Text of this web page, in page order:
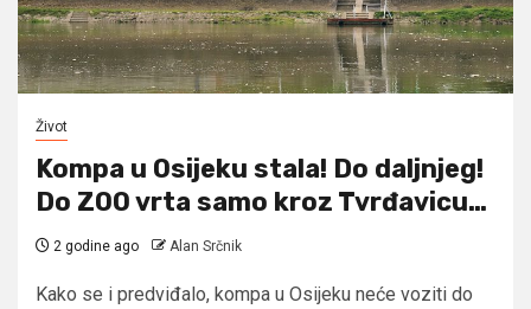
Život
Kompa u Osijeku stala! Do daljnjeg!
Do ZOO vrta samo kroz Tvrđavicu…
2 godine ago Alan Srčnik
Kako se i predviđalo, kompa u Osijeku neće voziti do